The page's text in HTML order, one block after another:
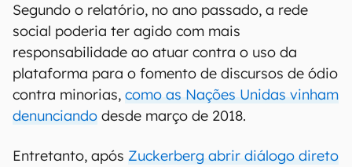
Segundo o relatório, no ano passado, a rede
social poderia ter agido com mais
responsabilidade ao atuar contra o uso da
plataforma para o fomento de discursos de ódio
contra minorias, como as Nações Unidas vinham
denunciando desde março de 2018.
Entretanto, após Zuckerberg abrir diálogo direto